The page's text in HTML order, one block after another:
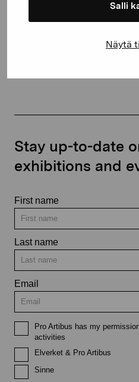
Salli
Näytä
Stay up-to-date
exhibitions and
First name
Last name
Email
Pro Artibus has my
activities
Elverket & Pro Artibus
Sinne